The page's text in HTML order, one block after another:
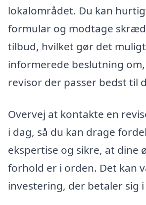
lokalområdet. Du kan
formular og modtage
tilbud, hvilket gør det
informerede beslutning
revisor der passer bedst til
Overvej at kontakte en
i dag, så du kan drage
ekspertise og sikre, at dine
forhold er i orden. Det kan
investering, der betaler sig